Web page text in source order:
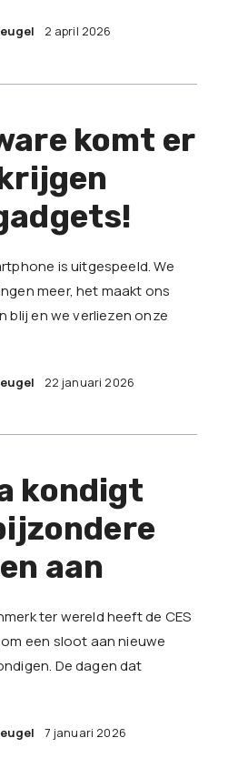
2 april 2026
komt er
is uitgespeeld. We
meer, het maakt ons
blij en we verliezen onze
22 januari 2026
kondigt
aan
ter wereld heeft de CES
een sloot aan nieuwe
De dagen dat
7 januari 2026